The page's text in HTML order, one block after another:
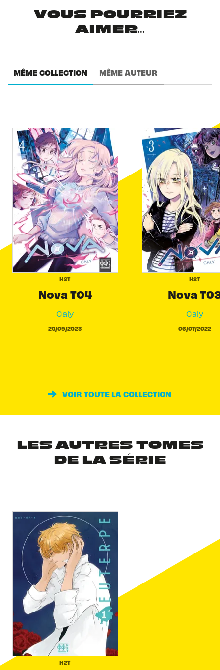
VOUS POURRIEZ
AIMER...
MÊME COLLECTION MÊME AUTEUR
H2T
Nova T04
Caly
20/09/2023
H2T
Nova
Caly
06/07/2022
VOIR TOUTE LA COLLECTION
LES AUTRES TOMES
DE LA SÉRIE
H2T